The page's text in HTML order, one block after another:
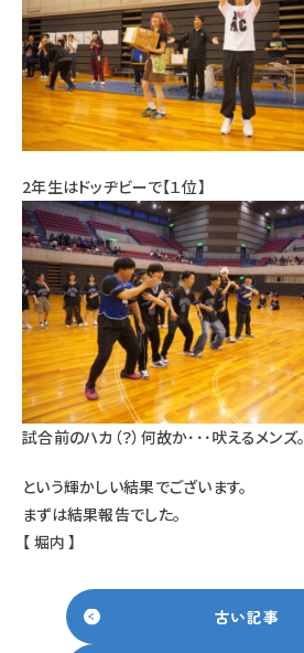
2年生はドッヂビーで【１位】
試合前のハカ（？）何故か･･･吠えるメンズ。
という輝かしい結果でございます。
まずは結果報告でした。
【 堀内 】
古い記事